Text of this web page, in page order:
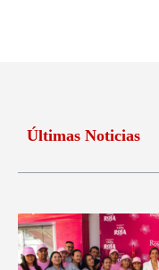
Últimas Noticias